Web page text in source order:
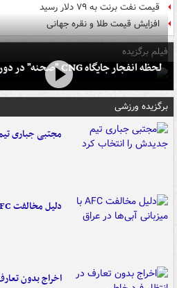
قیمت نفت برنت به ۷۹ دلار رسید
افزایش قیمت طلا و نقره جهانی
فیلم برگزیده
لحظه انفجار جایگاه CNG "صحنه" در دوربین مداربسته
برگزیده ورزشی
مجتبی جباری
دلیل مخالفت AFC با میزبانی آبی‌ها در عراق
اخراج بدون